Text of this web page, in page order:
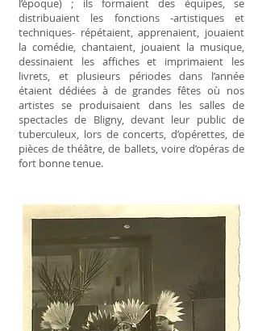
l’époque) ; ils formaient des équipes, se
distribuaient les fonctions -artistiques et
techniques- répétaient, apprenaient, jouaient
la comédie, chantaient, jouaient la musique,
dessinaient les affiches et imprimaient les
livrets, et plusieurs périodes dans l’année
étaient dédiées à de grandes fêtes où nos
artistes se produisaient dans les salles de
spectacles de Bligny, devant leur public de
tuberculeux, lors de concerts, d’opérettes, de
pièces de théâtre, de ballets, voire d’opéras de
fort bonne tenue.